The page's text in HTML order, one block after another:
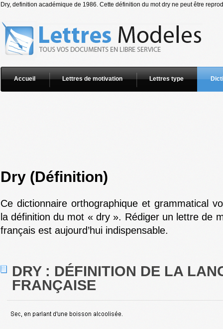
Dry, definition académique de 1986. Cette définition du mot dry ne peut être
Accueil Lettres de motivation Lettres type
Dry (Définition)
Ce dictionnaire orthographique et grammatical
la définition du mot « dry ». Rédiger un lettre de
français est aujourd’hui indispensable.
DRY : DÉFINITION DE LA
FRANÇAISE